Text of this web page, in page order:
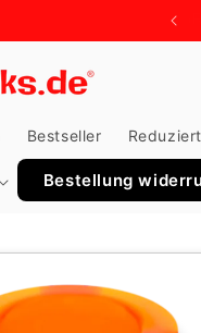
Bestseller Reduziert
Bestellung